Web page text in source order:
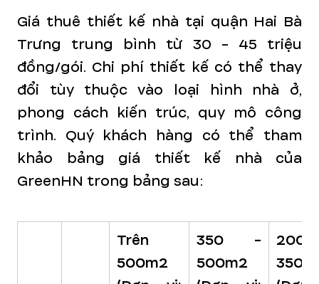
Giá thuê thiết kế nhà tại quận Hai Bà
Trưng trung bình từ 30 - 45 triệu
đồng/gói. Chi phí thiết kế có thể thay
đổi tùy thuộc vào loại hình nhà ở,
phong cách kiến trúc, quy mô công
trình. Quý khách hàng có thể tham
khảo bảng giá thiết kế nhà của
GreenHN trong bảng sau:
Trên
500m2
350 -
500m2